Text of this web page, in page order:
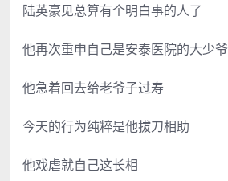
陆英豪见总算有个明白事的人了
他再次重申自己是安泰医院的大少爷
他急着回去给老爷子过寿
今天的行为纯粹是他拔刀相助
他戏虐就自己这长相